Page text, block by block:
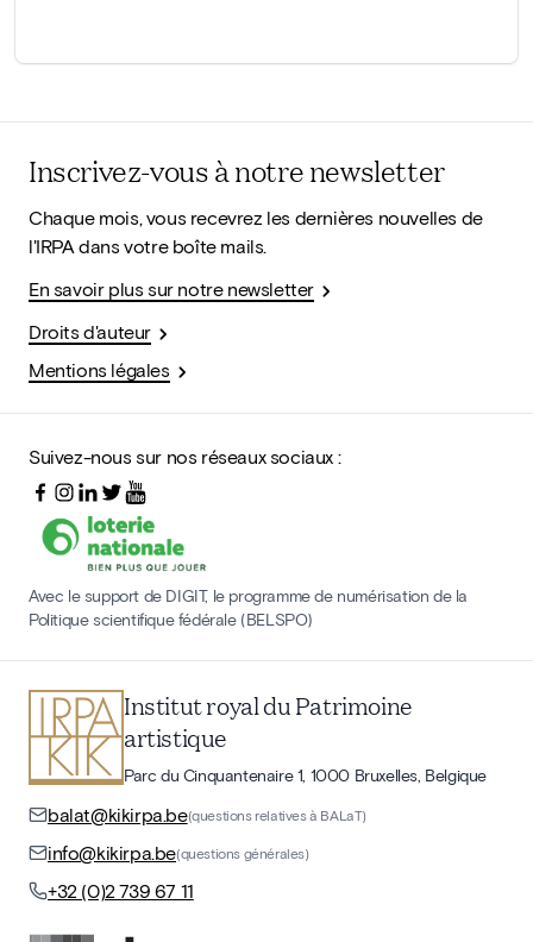
Inscrivez-vous à notre newsletter
Chaque mois, vous recevrez les dernières nouvelles de
l'IRPA dans votre boîte mails.
En savoir plus sur notre newsletter
Droits d'auteur
Mentions légales
Suivez-nous sur nos réseaux sociaux :
Avec le support de DIGIT, le programme de numérisation de la
Politique scientifique fédérale (BELSPO)
Institut royal du Patrimoine
artistique
Parc du Cinquantenaire 1, 1000 Bruxelles, Belgique
balat@kikirpa.be(questions relatives à BALaT)
info@kikirpa.be(questions générales)
+32 (0)2 739 67 11